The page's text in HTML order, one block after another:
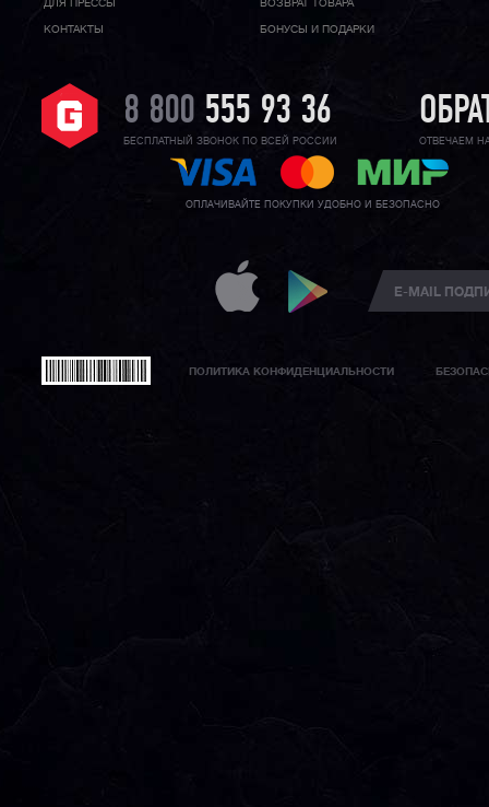
ДЛЯ ПРЕССЫ
КОНТАКТЫ
ВОЗВРАТ ТОВАРА
БОНУСЫ И ПОДАРКИ
8 800 555 93 36
БЕСПЛАТНЫЙ ЗВОНОК ПО ВСЕЙ РОССИИ ОТВЕЧАЕМ
ОПЛАЧИВАЙТЕ ПОКУПКИ УДОБНО И БЕЗОПАСНО
ПОЛИТИКА КОНФИДЕНЦИАЛЬНОСТИ